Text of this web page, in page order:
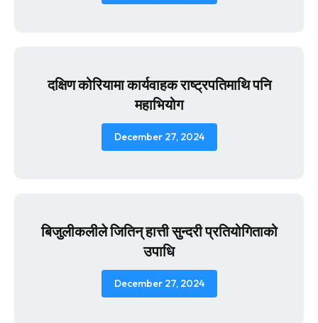
दक्षिण कोरियामा कार्यवाहक राष्ट्रपतिमाथि पनि
महाभियोग
December 27, 2024
बिजुलीकलीले जितिन् हात्ती सुन्दरी प्रतियोगिताको
उपाधि
December 27, 2024